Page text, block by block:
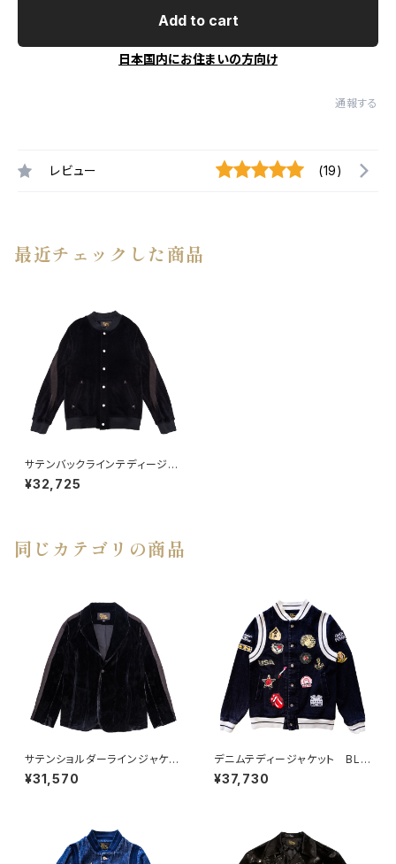
Add to cart
日本国内にお住まいの方向け
通報する
レビュー (19)
最近チェックした商品
サテンバックラインテディージャ
ケット
¥32,725
同じカテゴリの商品
サテンショルダーラインジャケッ
ト
¥31,570
デニムテディージャケット BLA
CK
¥37,730